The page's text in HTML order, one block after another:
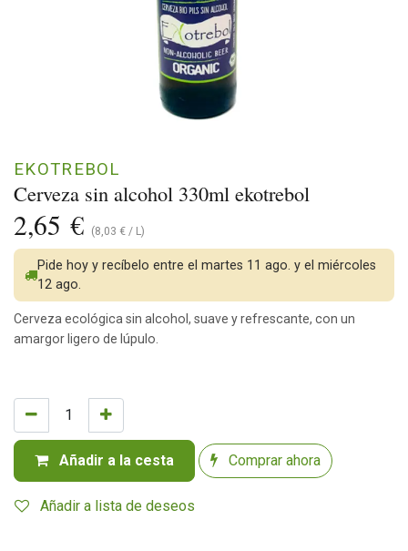
Cerveza sin alcohol 330ml ekotrebol
EKOTREBOL
2,65 € (8,03 € / L)
Añadir a la cesta Comprar ahora
Añadir a lista de deseos
Pide hoy y recíbelo entre el martes 11 ago. y el miércoles
12 ago.
Cerveza ecológica sin alcohol, suave y refrescante, con un
amargor ligero de lúpulo.